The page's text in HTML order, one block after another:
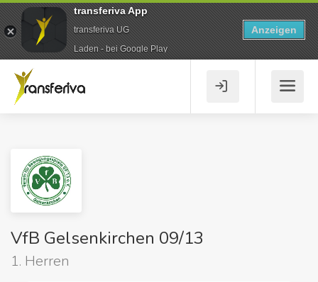
VfB Gelsenkirchen 09/13
1. Herren
transferiva App
transferiva UG
Laden - bei Google Play
Anzeigen